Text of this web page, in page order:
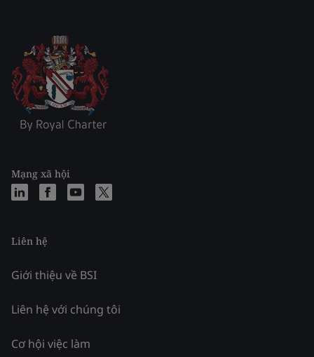
Mạng xã hội
Liên hệ
Giới thiệu về BSI
Liên hệ với chúng tôi
Cơ hội việc làm